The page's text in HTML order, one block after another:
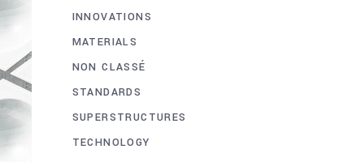
INNOVATIONS
MATERIALS
NON CLASSÉ
STANDARDS
SUPERSTRUCTURES
TECHNOLOGY